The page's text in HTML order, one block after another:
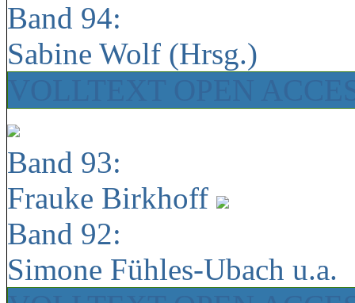
Band 94:
Sabine Wolf (Hrsg.)
Band 93:
Frauke Birkhoff
Band 92:
Simone Fühles-Ubach u.a.